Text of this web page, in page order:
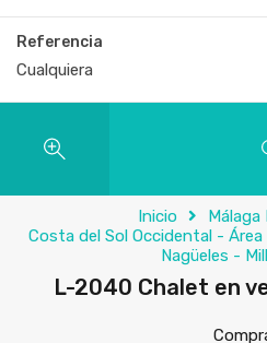
Referencia
Inicio
Málaga
Costa del Sol Occidental - Área
Nagüeles -
L-2040 Chalet en